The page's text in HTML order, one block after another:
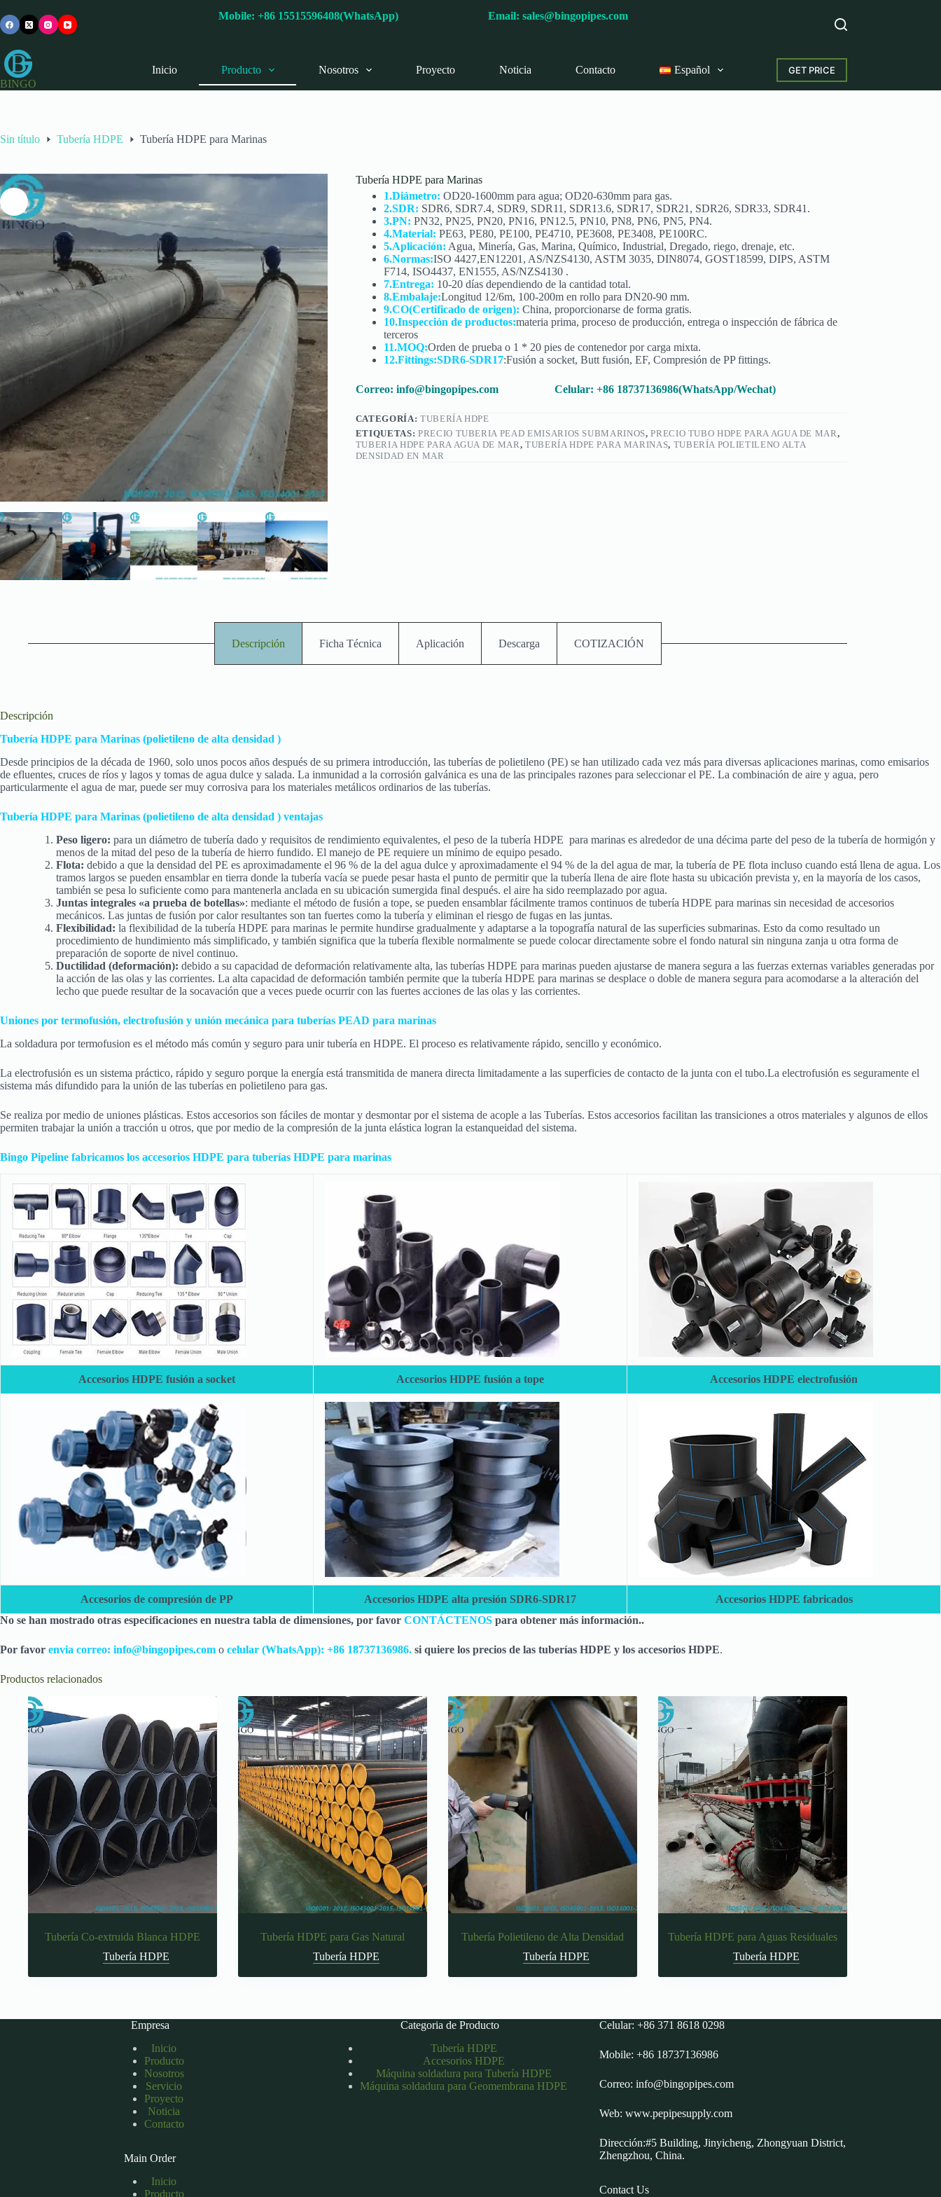
al
contenido
Mobile:+86 15515596408(WhatsApp) Email:sales@bingopipes.com
BINGO
Inicio Producto Nosotros Proyecto Noticia Contacto Español GET PRICE
Sin título Tubería HDPE Tubería HDPE para Marinas
Tubería HDPE para Marinas
1.Diámetro: OD20-1600mm para agua; OD20-630mm para gas.
2.SDR: SDR6, SDR7.4, SDR9, SDR11, SDR13.6, SDR17, SDR21, SDR26, SDR33, SDR41.
3.PN: PN32, PN25, PN20, PN16, PN12.5, PN10, PN8, PN6, PN5, PN4.
4.Material: PE63, PE80, PE100, PE4710, PE3608, PE3408, PE100RC.
5.Aplicación: Agua, Minería, Gas, Marina, Químico, Industrial, Dregado, riego, drenaje, etc.
6.Normas:ISO 4427,EN12201, AS/NZS4130, ASTM 3035, DIN8074, GOST18599, DIPS, ASTM
F714, ISO4437, EN1555, AS/NZS4130 .
7.Entrega: 10-20 días dependiendo de la cantidad total.
8.Embalaje:Longitud 12/6m, 100-200m en rollo para DN20-90 mm.
9.CO(Certificado de origen): China, proporcionarse de forma gratis.
10.Inspección de productos:materia prima, proceso de producción, entrega o inspección de fábrica de
terceros
11.MOQ:Orden de prueba o 1 * 20 pies de contenedor por carga mixta.
12.Fittings:SDR6-SDR17:Fusión a socket, Butt fusión, EF, Compresión de PP fittings.
Correo: info@bingopipes.com Celular: +86 18737136986(WhatsApp/Wechat)
CATEGORÍA: TUBERÍA HDPE
ETIQUETAS: PRECIO TUBERIA PEAD EMISARIOS SUBMARINOS,PRECIO TUBO HDPE PARA AGUA DE MAR,
TUBERIA HDPE PARA AGUA DE MAR, TUBERÍA HDPE PARA MARINAS, TUBERÍA POLIETILENO ALTA
DENSIDAD EN MAR
Descripción Ficha Técnica Aplicación Descarga COTIZACIÓN
Descripción
Tubería HDPE para Marinas (polietileno de alta densidad )
Desde principios de la década de 1960, solo unos pocos años después de su primera introducción, las tuberías de polietileno (PE) se han utilizado cada vez más para diversas aplicaciones marinas, como emisarios
de efluentes, cruces de ríos y lagos y tomas de agua dulce y salada. La inmunidad a la corrosión galvánica es una de las principales razones para seleccionar el PE. La combinación de aire y agua, pero
particularmente el agua de mar, puede ser muy corrosiva para los materiales metálicos ordinarios de las tuberías.
Tubería HDPE para Marinas (polietileno de alta densidad ) ventajas
Peso ligero: para un diámetro de tubería dado y requisitos de rendimiento equivalentes, el peso de la tubería HDPE para marinas es alrededor de una décima parte del peso de la tubería de hormigón y
menos de la mitad del peso de la tubería de hierro fundido. El manejo de PE requiere un mínimo de equipo pesado.
Flota: debido a que la densidad del PE es aproximadamente el 96 % de la del agua dulce y aproximadamente el 94 % de la del agua de mar, la tubería de PE flota incluso cuando está llena de agua. Los
tramos largos se pueden ensamblar en tierra donde la tubería vacía se puede pesar hasta el punto de permitir que la tubería llena de aire flote hasta su ubicación prevista y, en la mayoría de los casos,
también se pesa lo suficiente como para mantenerla anclada en su ubicación sumergida final después. el aire ha sido reemplazado por agua.
Juntas integrales «a prueba de botellas»: mediante el método de fusión a tope, se pueden ensamblar fácilmente tramos continuos de tubería HDPE para marinas sin necesidad de accesorios
mecánicos. Las juntas de fusión por calor resultantes son tan fuertes como la tubería y eliminan el riesgo de fugas en las juntas.
Flexibilidad: la flexibilidad de la tubería HDPE para marinas le permite hundirse gradualmente y adaptarse a la topografía natural de las superficies submarinas. Esto da como resultado un
procedimiento de hundimiento más simplificado, y también significa que la tubería flexible normalmente se puede colocar directamente sobre el fondo natural sin ninguna zanja u otra forma de
preparación de soporte de nivel continuo.
Ductilidad (deformación): debido a su capacidad de deformación relativamente alta, las tuberías HDPE para marinas pueden ajustarse de manera segura a las fuerzas externas variables generadas por
la acción de las olas y las corrientes. La alta capacidad de deformación también permite que la tubería HDPE para marinas se desplace o doble de manera segura para acomodarse a la alteración del
lecho que puede resultar de la socavación que a veces puede ocurrir con las fuertes acciones de las olas y las corrientes.
Uniones por termofusión, electrofusión y unión mecánica para tuberías PEAD para marinas
La soldadura por termofusion es el método más común y seguro para unir tubería en HDPE. El proceso es relativamente rápido, sencillo y económico.
La electrofusión es un sistema práctico, rápido y seguro porque la energía está transmitida de manera directa limitadamente a las superficies de contacto de la junta con el tubo.La electrofusión es seguramente el
sistema más difundido para la unión de las tuberías en polietileno para gas.
Se realiza por medio de uniones plásticas. Estos accesorios son fáciles de montar y desmontar por el sistema de acople a las Tuberías. Estos accesorios facilitan las transiciones a otros materiales y algunos de ellos
permiten trabajar la unión a tracción u otros, que por medio de la compresión de la junta elástica logran la estanqueidad del sistema.
Bingo Pipeline fabricamos los accesorios HDPE para tuberías HDPE para marinas
Accesorios HDPE fusión a socket Accesorios HDPE fusión a tope Accesorios HDPE electrofusión
Accesorios de compresión de PP Accesorios HDPE alta presión SDR6-SDR17
Accesorios HDPE fabricados
No se han mostrado otras especificaciones en nuestra tabla de dimensiones, por favor CONTÁCTENOS para obtener más información..
Por favor envia correo: info@bingopipes.com o celular (WhatsApp): +86 18737136986. si quiere los precios de las tuberías HDPE y los accesorios HDPE.
Productos relacionados
Tubería Co-extruida Blanca HDPE
Tubería HDPE
Tubería HDPE para Gas Natural
Tubería HDPE
Tubería Polietileno de Alta Densidad
Tubería HDPE
Tubería HDPE para Aguas Residuales
Tubería HDPE
Empresa
Inicio
Producto
Nosotros
Servicio
Proyecto
Noticia
Contacto
Main Order
Inicio
Producto
Categoria de Producto
Tubería HDPE
Accesorios HDPE
Máquina soldadura para Tubería HDPE
Máquina soldadura para Geomembrana HDPE
Celular: +86 371 8618 0298
Mobile: +86 18737136986
Correo: info@bingopipes.com
Web: www.pepipesupply.com
Dirección:#5 Building, Jinyicheng, Zhongyuan District,
Zhengzhou, China.
Contact Us